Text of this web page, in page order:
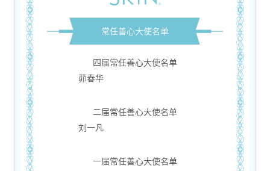
常任善心大使名单
四届常任善心大使名单
茆春华
二届常任善心大使名单
刘一凡
一届常任善心大使名单